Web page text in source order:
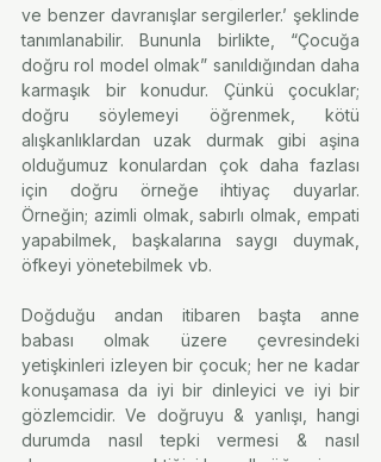
ve benzer davranışlar sergilerler.’ şeklinde
tanımlanabilir. Bununla birlikte, “Çocuğa
doğru rol model olmak” sanıldığından daha
karmaşık bir konudur. Çünkü çocuklar;
doğru söylemeyi öğrenmek, kötü
alışkanlıklardan uzak durmak gibi aşina
olduğumuz konulardan çok daha fazlası
için doğru örneğe ihtiyaç duyarlar.
Örneğin; azimli olmak, sabırlı olmak, empati
yapabilmek, başkalarına saygı duymak,
öfkeyi yönetebilmek vb.
Doğduğu andan itibaren başta anne
babası olmak üzere çevresindeki
yetişkinleri izleyen bir çocuk; her ne kadar
konuşamasa da iyi bir dinleyici ve iyi bir
gözlemcidir. Ve doğruyu & yanlışı, hangi
durumda nasıl tepki vermesi & nasıl